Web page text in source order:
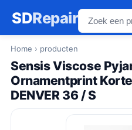
SDRepair
Home › producten
Sensis Viscose
Ornamentprint
DENVER 36 / S